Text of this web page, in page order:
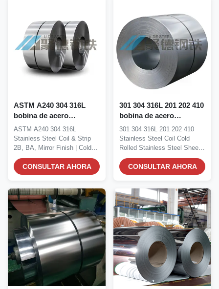
ASTM A240 304 316L
bobina de acero
inoxidable tira de acero
2B BA espejo acabado
de acero inoxidable
laminado en frío
ASTM A240 304 316L
Stainless Steel Coil & Strip
2B, BA, Mirror Finish | Cold
Rolled Stainless...
CONSULTAR AHORA
301 304 316L 201 202 410
bobina de acero
inoxidable laminada en
frío chapa de acero
inoxidable resistente a la
corrosión Suministro
industrial
301 304 316L 201 202 410
Stainless Steel Coil Cold
Rolled Stainless Steel Sheet |
Corrosion...
CONSULTAR AHORA